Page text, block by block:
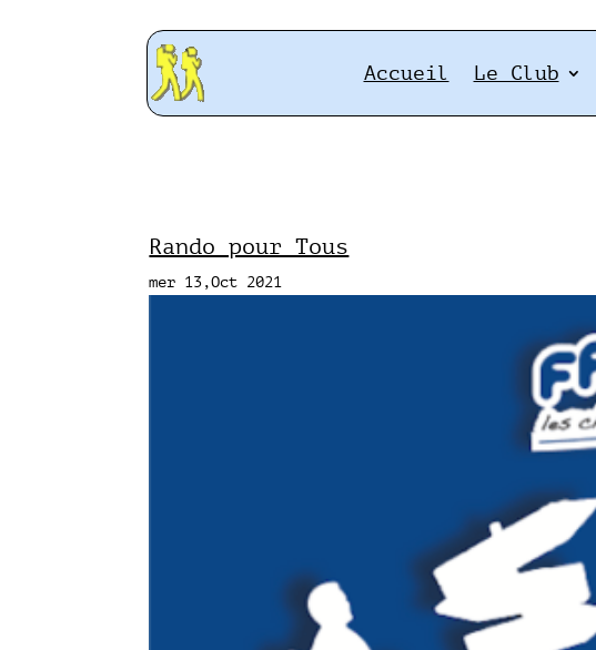
Accueil Le Club
Rando pour Tous
mer 13,Oct 2021